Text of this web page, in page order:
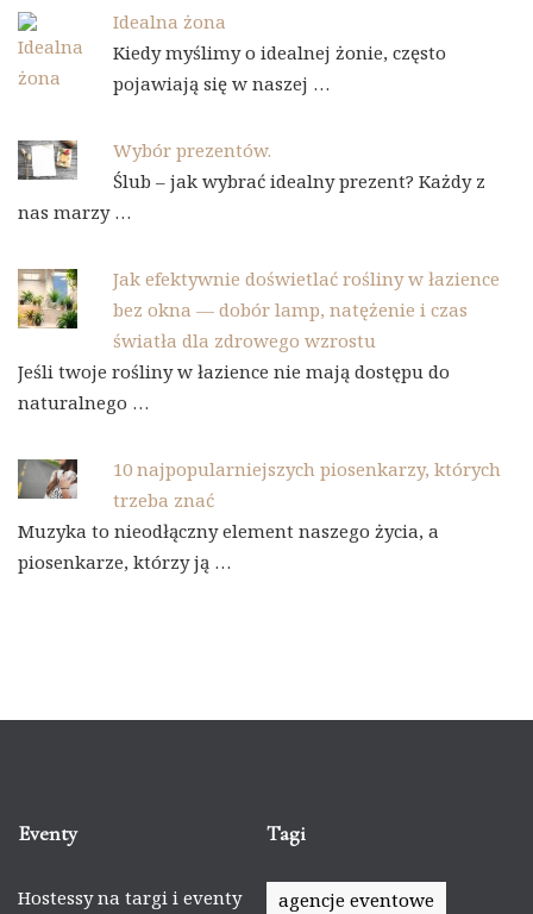
Idealna żona
Kiedy myślimy o idealnej żonie, często
pojawiają się w naszej …
Wybór prezentów.
Ślub – jak wybrać idealny prezent? Każdy z
nas marzy …
Jak efektywnie doświetlać rośliny w łazience
bez okna — dobór lamp, natężenie i czas
światła dla zdrowego wzrostu
Jeśli twoje rośliny w łazience nie mają dostępu do
naturalnego …
10 najpopularniejszych piosenkarzy, których
trzeba znać
Muzyka to nieodłączny element naszego życia, a
piosenkarze, którzy ją …
Eventy
Hostessy na targi i eventy
Tagi
agencje eventowe